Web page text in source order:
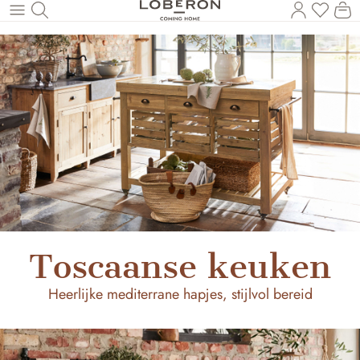
Naar de hoofdinhoud
U
Toscaanse keuken
Heerlijke mediterrane hapjes, stijlvol bereid